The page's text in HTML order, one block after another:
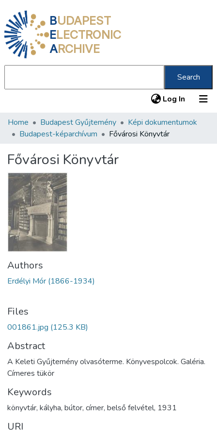
BUDAPEST
ELECTRONIC
ARCHIVE
Search
Log In (current)
Communities & Collections
Statistics
About us
Home Budapest Gyűjtemény
Képi dokumentumok
Budapest-képarchívum
Fővárosi Könyvtár
Fővárosi Könyvtár
Authors
Erdélyi Mór (1866-1934)
Files
001861.jpg (125.3 KB)
Abstract
A Keleti Gyűjtemény olvasóterme. Könyvespolcok. Galéria.
Címeres tükör
Keywords
könyvtár, kályha, bútor, címer, belső felvétel, 1931
URI